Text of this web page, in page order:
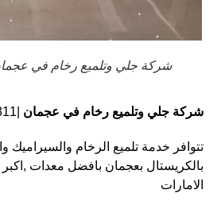
شركة جلي وتلميع رخام في
شركة جلي وتلميع رخام في عجمان
تتوافر خدمة تلميع الرخام والسيراميك
بالكريستال بعجمان بافضل معدات
الامارات